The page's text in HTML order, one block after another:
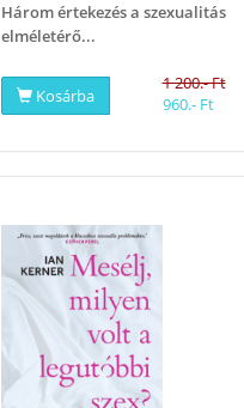
Három értekezés a szexualitás
elméletérő...
Kosárba
1 200.- Ft
960.- Ft